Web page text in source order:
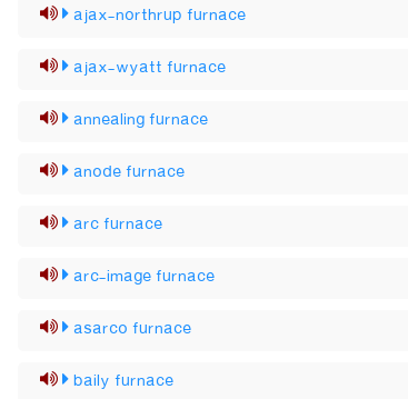
ajax-northrup furnace
ajax-wyatt furnace
annealing furnace
anode furnace
arc furnace
arc-image furnace
asarco furnace
baily furnace